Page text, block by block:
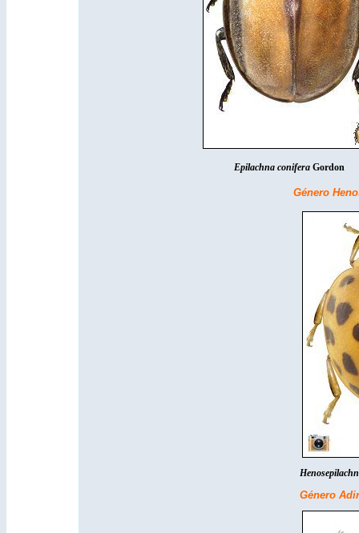
Epilachna conifera Gordon
Género
Género